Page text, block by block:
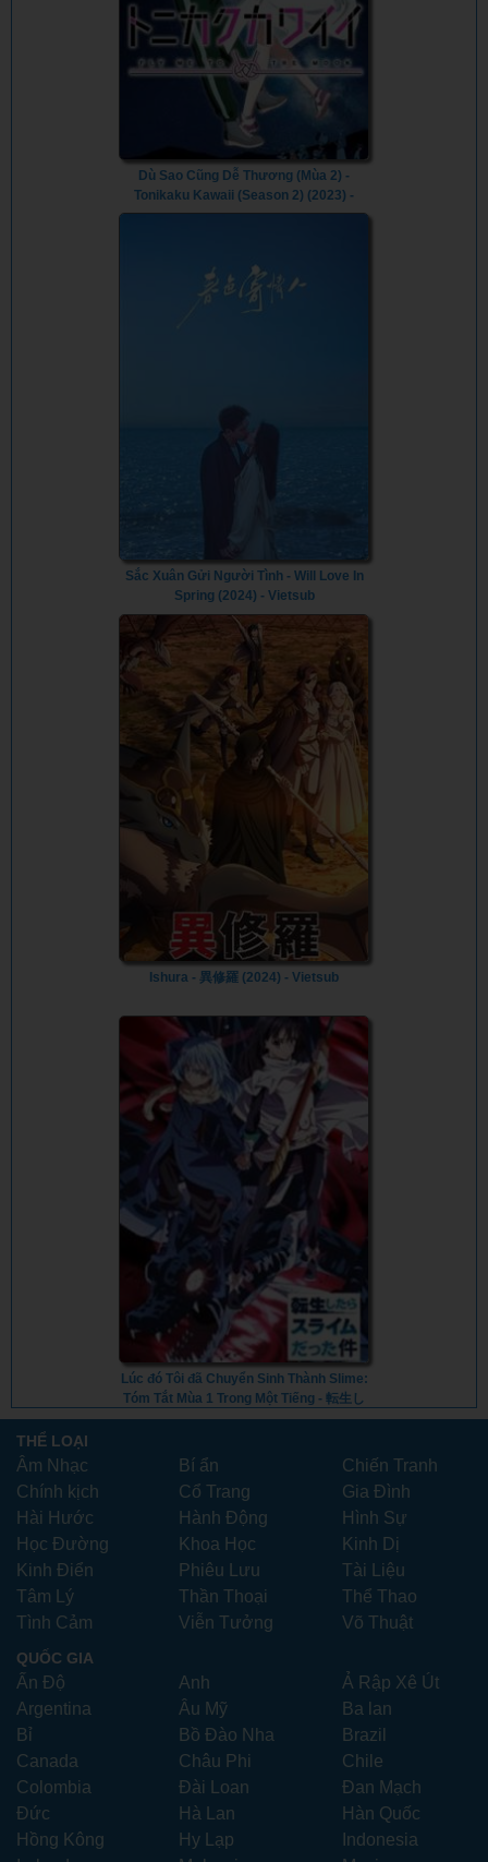
Dù Sao Cũng Dễ Thương (Mùa 2) -
Tonikaku Kawaii (Season 2) (2023) -
Vietsub
Sắc Xuân Gửi Người Tình - Will Love In
Spring (2024) - Vietsub
Ishura - 異修羅 (2024) - Vietsub
Lúc đó Tôi đã Chuyển Sinh Thành Slime:
Tóm Tắt Mùa 1 Trong Một Tiếng - 転生し
たらスライムだった件 (2024) - Vietsub
THỂ LOẠI
Âm Nhạc Bí ẩn
Chiến Tranh
Chính kịch
Cổ Trang
Gia Đình
Hài Hước
Hành Động
Hình Sự
Học Đường
Khoa Học
Kinh Dị
Kinh Điển
Phiêu Lưu
Tài Liệu
Tâm Lý
Thần Thoại
Thể Thao
Tình Cảm
Viễn Tưởng Võ Thuật
QUỐC GIA
Ấn Độ Anh
Ả Rập Xê Út
Argentina
Âu Mỹ
Ba lan
Bỉ
Bồ Đào Nha
Brazil
Canada
Châu Phi
Chile
Colombia
Đài Loan
Đan Mạch
Đức
Hà Lan
Hàn Quốc
Hồng Kông
Hy Lạp
Indonesia